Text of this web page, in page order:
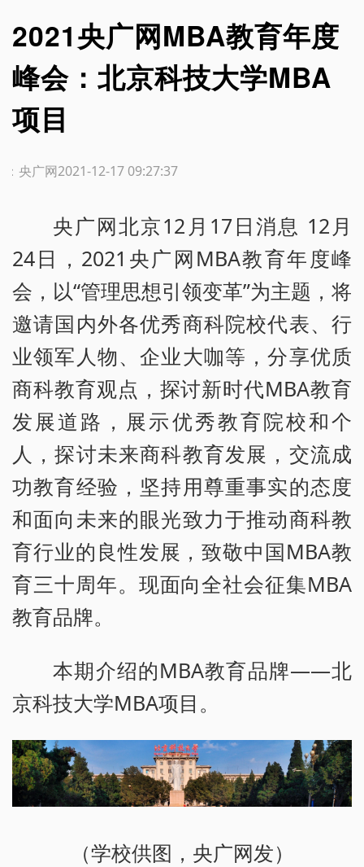
2021央广网MBA教育年度
峰会：北京科技大学MBA
项目
2021-12-17 09:27:37
：央广网
央广网北京12月17日消息 12月
24日，2021央广网MBA教育年度峰
会，以“管理思想引领变革”为主题，将
邀请国内外各优秀商科院校代表、行
业领军人物、企业大咖等，分享优质
商科教育观点，探讨新时代MBA教育
发展道路，展示优秀教育院校和个
人，探讨未来商科教育发展，交流成
功教育经验，坚持用尊重事实的态度
和面向未来的眼光致力于推动商科教
育行业的良性发展，致敬中国MBA教
育三十周年。现面向全社会征集MBA
教育品牌。
本期介绍的MBA教育品牌——北
京科技大学MBA项目。
（学校供图，央广网发）